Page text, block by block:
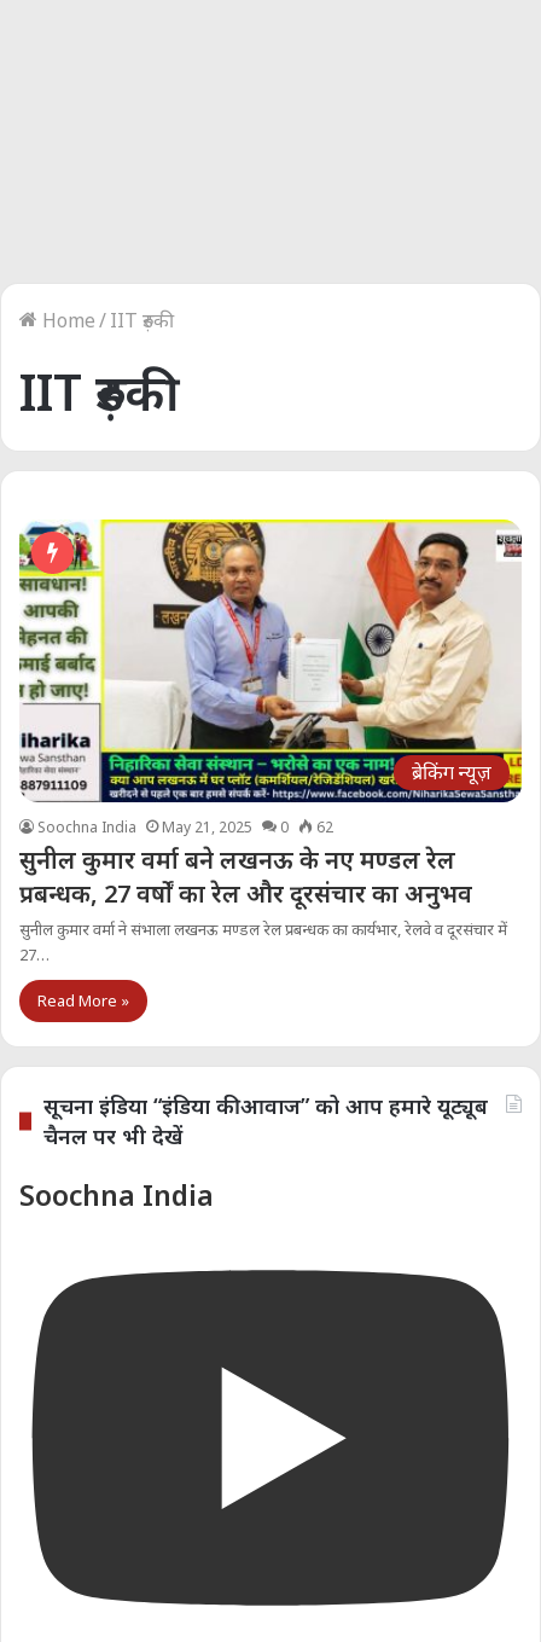
Home/IIT रुड़की
IIT रुड़की
ब्रेकिंग न्यूज़
Soochna India May 21, 2025 0 62
सुनील कुमार वर्मा बने लखनऊ के नए मण्डल रेल
प्रबन्धक, 27 वर्षों का रेल और दूरसंचार का अनुभव
सुनील कुमार वर्मा ने संभाला लखनऊ मण्डल रेल प्रबन्धक का कार्यभार, रेलवे व दूरसंचार में
27…
Read More »
सूचना इंडिया “इंडिया की आवाज” को आप हमारे यूट्यूब
चैनल पर भी देखें
Soochna India